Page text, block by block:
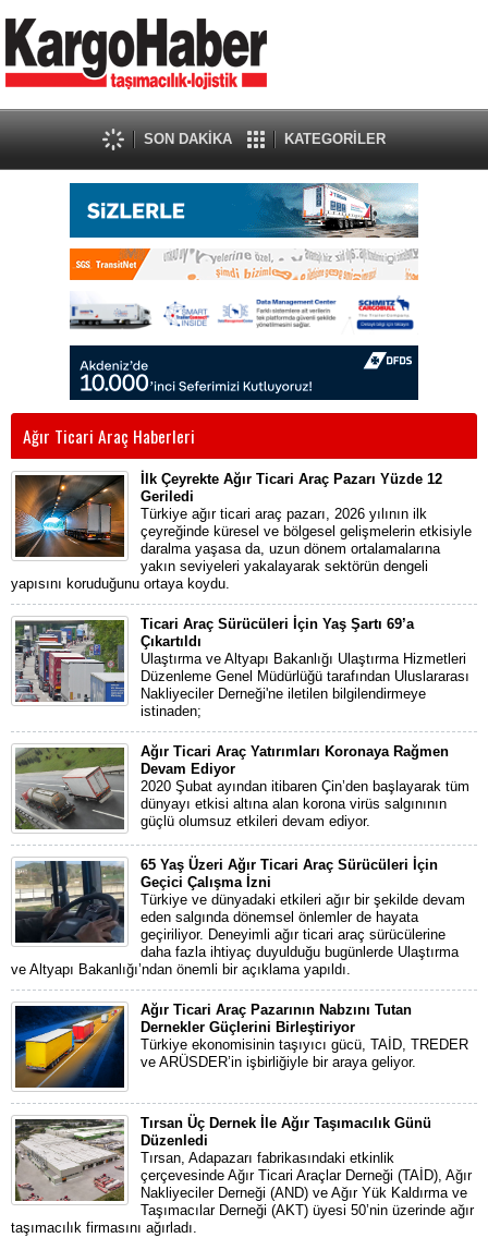
SON DAKİKA KATEGORİLER
Ağır Ticari Araç Haberleri
İlk Çeyrekte Ağır Ticari Araç Pazarı Yüzde 12
Geriledi
Türkiye ağır ticari araç pazarı, 2026 yılının ilk
çeyreğinde küresel ve bölgesel gelişmelerin etkisiyle
daralma yaşasa da, uzun dönem ortalamalarına
yakın seviyeleri yakalayarak sektörün dengeli
yapısını koruduğunu ortaya koydu.
Ticari Araç Sürücüleri İçin Yaş Şartı 69’a
Çıkartıldı
Ulaştırma ve Altyapı Bakanlığı Ulaştırma Hizmetleri
Düzenleme Genel Müdürlüğü tarafından Uluslararası
Nakliyeciler Derneği'ne iletilen bilgilendirmeye
istinaden;
Ağır Ticari Araç Yatırımları Koronaya Rağmen
Devam Ediyor
2020 Şubat ayından itibaren Çin’den başlayarak tüm
dünyayı etkisi altına alan korona virüs salgınının
güçlü olumsuz etkileri devam ediyor.
65 Yaş Üzeri Ağır Ticari Araç Sürücüleri İçin
Geçici Çalışma İzni
Türkiye ve dünyadaki etkileri ağır bir şekilde devam
eden salgında dönemsel önlemler de hayata
geçiriliyor. Deneyimli ağır ticari araç sürücülerine
daha fazla ihtiyaç duyulduğu bugünlerde Ulaştırma
ve Altyapı Bakanlığı’ndan önemli bir açıklama yapıldı.
Ağır Ticari Araç Pazarının Nabzını Tutan
Dernekler Güçlerini Birleştiriyor
Türkiye ekonomisinin taşıyıcı gücü, TAİD, TREDER
ve ARÜSDER’in işbirliğiyle bir araya geliyor.
Tırsan Üç Dernek İle Ağır Taşımacılık Günü
Düzenledi
Tırsan, Adapazarı fabrikasındaki etkinlik
çerçevesinde Ağır Ticari Araçlar Derneği (TAİD), Ağır
Nakliyeciler Derneği (AND) ve Ağır Yük Kaldırma ve
Taşımacılar Derneği (AKT) üyesi 50’nin üzerinde ağır
taşımacılık firmasını ağırladı.